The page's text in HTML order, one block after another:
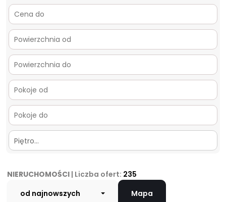
Piętro…
NIERUCHOMOŚCI | Liczba ofert: 235
od najnowszych
Mapa